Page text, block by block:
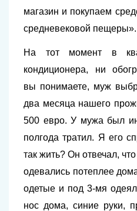
магазин и покупаем
средневековой пещеры».
На тот момент в
кондиционера, ни
вы понимаете, муж
два месяца нашего
500 евро. У мужа был
полгода тратил. Я его
так жить? Он отвечал,
одевались потеплее
одетые и под 3-мя
нос дома, синие руки,